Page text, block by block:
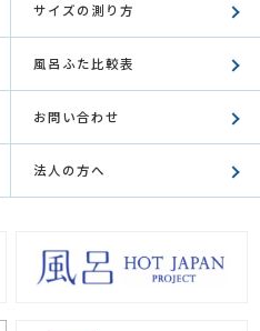
サイズの測り方
風呂ふた比較表
お問い合わせ
法人の方へ